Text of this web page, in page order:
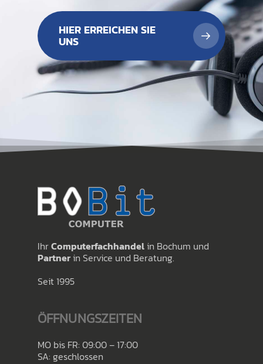
HIER ERREICHEN SIE
UNS
IhrComputerfachhandel in Bochum und
Partner in Service und Beratung.
Seit 1995
ÖFFNUNGSZEITEN
MO bis FR: 09:00 – 17:00
SA: geschlossen